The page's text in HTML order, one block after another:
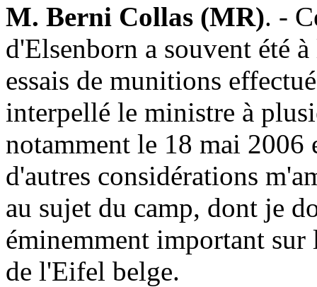
M. Berni Collas (MR). -
d'Elsenborn a souvent été
essais de munitions
interpellé le ministre à
notamment le 18 mai
d'autres considérations
au sujet du camp, dont je
éminemment important
de l'Eifel belge.